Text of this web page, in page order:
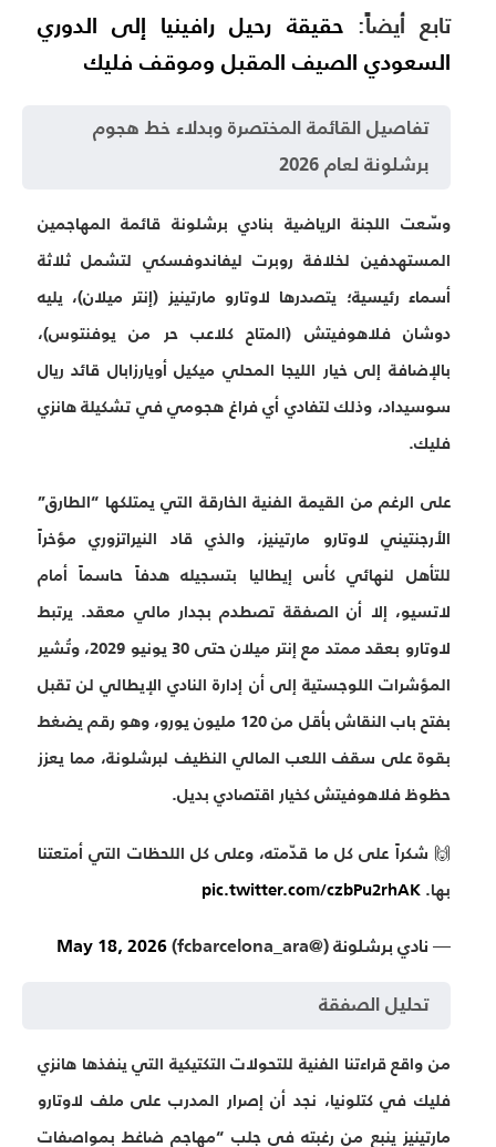
تابع أيضاً:حقيقة رحيل رافينيا إلى الدوري
السعودي الصيف المقبل وموقف فليك
تفاصيل القائمة المختصرة وبدلاء خط هجوم
برشلونة لعام 2026
وسّعت اللجنة الرياضية بنادي برشلونة قائمة المهاجمين
المستهدفين لخلافة روبرت ليفاندوفسكي لتشمل ثلاثة
أسماء رئيسية؛ يتصدرها لاوتارو مارتينيز (إنتر ميلان)، يليه
دوشان فلاهوفيتش (المتاح كلاعب حر من يوفنتوس)،
بالإضافة إلى خيار الليجا المحلي ميكيل أويارزابال قائد ريال
سوسيداد، وذلك لتفادي أي فراغ هجومي في تشكيلة هانزي
فليك.
على الرغم من القيمة الفنية الخارقة التي يمتلكها “الطارق”
الأرجنتيني لاوتارو مارتينيز، والذي قاد النيراتزوري مؤخراً
للتأهل لنهائي كأس إيطاليا بتسجيله هدفاً حاسماً أمام
لاتسيو، إلا أن الصفقة تصطدم بجدار مالي معقد. يرتبط
لاوتارو بعقد ممتد مع إنتر ميلان حتى 30 يونيو 2029، وتُشير
المؤشرات اللوجستية إلى أن إدارة النادي الإيطالي لن تقبل
بفتح باب النقاش بأقل من 120 مليون يورو، وهو رقم يضغط
بقوة على سقف اللعب المالي النظيف لبرشلونة، مما يعزز
حظوظ فلاهوفيتش كخيار اقتصادي بديل.
🙌 شكراً على كل ما قدّمته، وعلى كل اللحظات التي أمتعتنا
بها.pic.twitter.com/czbPu2rhAK
— نادي برشلونة (@fcbarcelona_ara) May 18, 2026
تحليل الصفقة
من واقع قراءتنا الفنية للتحولات التكتيكية التي ينفذها هانزي
فليك في كتلونيا، نجد أن إصرار المدرب على ملف لاوتارو
مارتينيز ينبع من رغبته في جلب “مهاجم ضاغط بمواصفات